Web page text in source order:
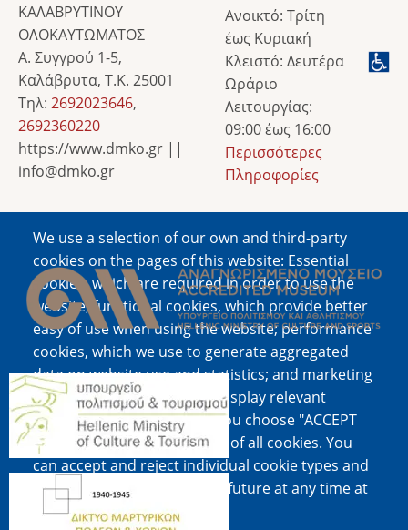
We use a selection of our own and third-party
cookies on the pages of this website: Essential
cookies, which are required in order to use the
website; functional cookies, which provide better
easy of use when using the website; performance
cookies, which we use to generate aggregated
data on website use and statistics; and marketing
cookies, which are used to display relevant
content and advertising. If you choose "ACCEPT
ALL", you consent to the use of all cookies. You
can accept and reject individual cookie types and
revoke your consent for the future at any time at
"Settings".
ΚΑΛΑΒΡΥΤΙΝΟΥ
ΟΛΟΚΑΥΤΩΜΑΤΟΣ
Α. Συγγρού 1-5,
Καλάβρυτα, Τ.Κ. 25001
Τηλ: 2692023646,
2692360220
https://www.dmko.gr ||
info@dmko.gr
Ανοικτό: Τρίτη
έως Κυριακή
Κλειστό: Δευτέρα
Ωράριο
Λειτουργίας:
09:00 έως 16:00
Περισσότερες
Πληροφορίες
Image
Image
Image